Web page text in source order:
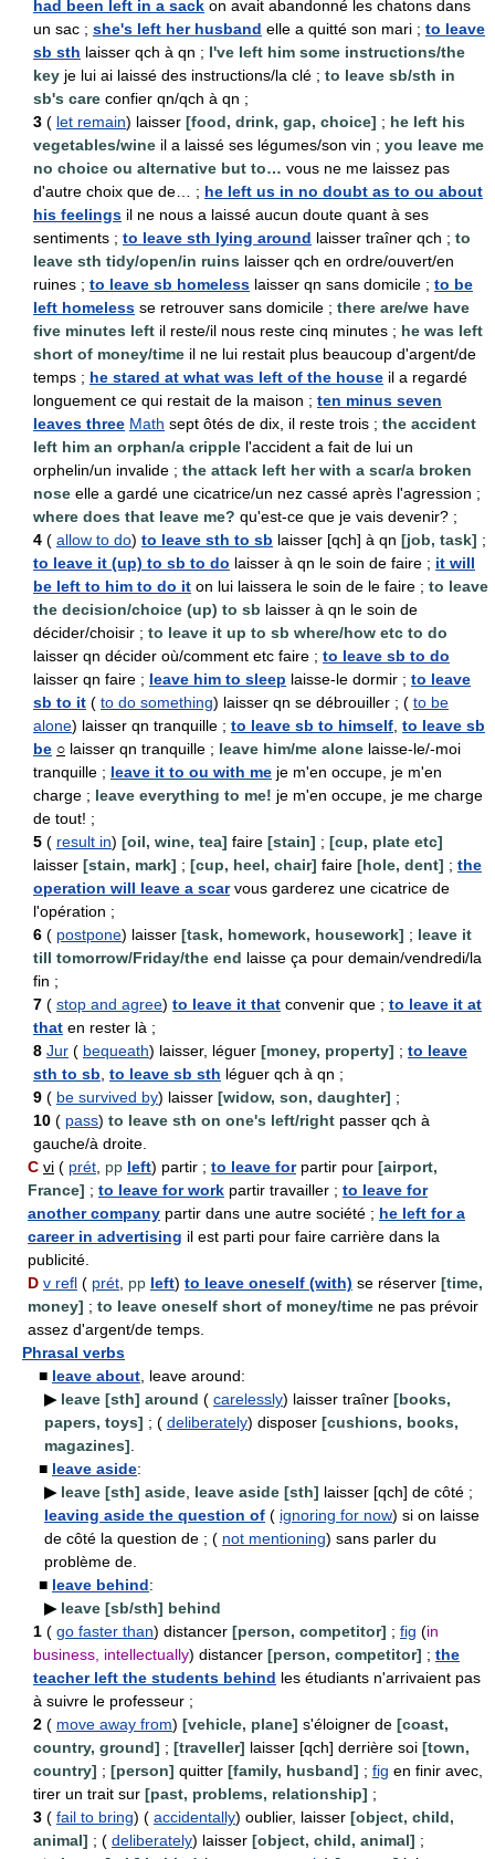
had been left in a sack on avait abandonné les chatons dans
un sac ; she's left her husband elle a quitté son mari ; to leave
sb sth laisser qch à qn ; I've left him some instructions/the
key je lui ai laissé des instructions/la clé ; to leave sb/sth in
sb's care confier qn/qch à qn ;
3 ( let remain) laisser [food, drink, gap, choice] ; he left his
vegetables/wine il a laissé ses légumes/son vin ; you leave me
no choice ou alternative but to… vous ne me laissez pas
d'autre choix que de… ; he left us in no doubt as to ou about
his feelings il ne nous a laissé aucun doute quant à ses
sentiments ; to leave sth lying around laisser traîner qch ; to
leave sth tidy/open/in ruins laisser qch en ordre/ouvert/en
ruines ; to leave sb homeless laisser qn sans domicile ; to be
left homeless se retrouver sans domicile ; there are/we have
five minutes left il reste/il nous reste cinq minutes ; he was left
short of money/time il ne lui restait plus beaucoup d'argent/de
temps ; he stared at what was left of the house il a regardé
longuement ce qui restait de la maison ; ten minus seven
leaves three Math sept ôtés de dix, il reste trois ; the accident
left him an orphan/a cripple l'accident a fait de lui un
orphelin/un invalide ; the attack left her with a scar/a broken
nose elle a gardé une cicatrice/un nez cassé après l'agression ;
where does that leave me? qu'est-ce que je vais devenir? ;
4 ( allow to do) to leave sth to sb laisser [qch] à qn [job, task] ;
to leave it (up) to sb to do laisser à qn le soin de faire ; it will
be left to him to do it on lui laissera le soin de le faire ; to leave
the decision/choice (up) to sb laisser à qn le soin de
décider/choisir ; to leave it up to sb where/how etc to do
laisser qn décider où/comment etc faire ; to leave sb to do
laisser qn faire ; leave him to sleep laisse-le dormir ; to leave
sb to it ( to do something) laisser qn se débrouiller ; ( to be
alone) laisser qn tranquille ; to leave sb to himself to leave sb
be ○ laisser qn tranquille ; leave him/me alone laisse-le/-moi
tranquille ; leave it to ou with me je m'en occupe, je m'en
charge ; leave everything to me! je m'en occupe, je me charge
de tout! ;
5 ( result in) [oil, wine, tea] faire [stain] ; [cup, plate etc]
laisser [stain, mark] ; [cup, heel, chair] faire [hole, dent] ; the
operation will leave a scarvous garderez une cicatrice de
l'opération ;
6 ( postpone) laisser [task, homework, housework] ; leave it
till tomorrow/Friday/the end laisse ça pour demain/vendredi/la
fin ;
7 ( stop and agree) to leave it that convenir que ; to leave it at
that en rester là ;
8 Jur ( bequeath) laisser, léguer [money, property] ; to leave
sth to sb to leave sb sth léguer qch à qn ;
9 ( be survived by) laisser [widow, son, daughter] ;
10 ( pass) to leave sth on one's left/right passer qch à
gauche/à droite.
C vi ( prét pp left) partir ; to leave forpartir pour [airport,
France] ; to leave for work partir travailler ; to leave for
another company partir dans une autre société ; he left for a
career in advertising il est parti pour faire carrière dans la
publicité.
D v refl ( prét pp left) to leave oneself (with) se réserver [time,
money] ; to leave oneself short of money/time ne pas prévoir
assez d'argent/de temps.
Phrasal verbs
■ leave about , leave around:
▶ leave [sth] around ( carelessly) laisser traîner [books,
papers, toys] ; ( deliberately) disposer [cushions, books,
magazines]
■ leave aside:
▶ leave [sth] aside leave aside [sth] laisser [qch] de côté ;
leaving aside the question of ( ignoring for now) si on laisse
de côté la question de ; ( not mentioning) sans parler du
problème de.
■ leave behind:
▶ leave [sb/sth] behind
1 ( go faster than) distancer [person, competitor] ; fig (in
business, intellectually) distancer [person, competitor] ; the
teacher left the students behind les étudiants n'arrivaient pas
à suivre le professeur ;
2 ( move away from) [vehicle, plane] s'éloigner de [coast,
country, ground] ; [traveller] laisser [qch] derrière soi [town,
country] ; [person] quitter [family, husband] ; fig en finir avec,
tirer un trait sur [past, problems, relationship] ;
3 ( fail to bring) ( accidentally) oublier, laisser [object, child,
animal] ; ( deliberately) laisser [object, child, animal] ;